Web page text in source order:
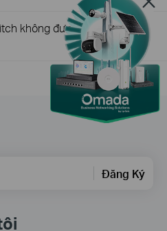
không được quản lý
Đăng Ký